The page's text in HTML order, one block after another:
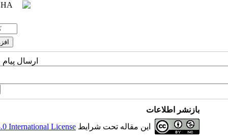
ارسال
بازنشر اطلاعات
این مقاله تحت شرایط International License